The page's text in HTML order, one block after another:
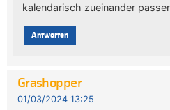
kalendarisch zueinander
Antworten
Grashopper
01/03/2024 13:25